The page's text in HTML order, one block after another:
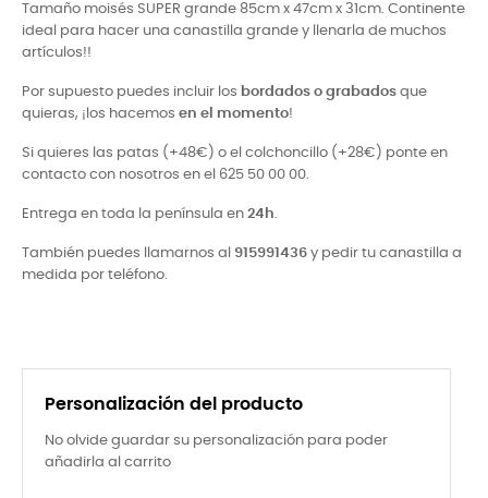
Tamaño moisés SUPER grande 85cm x 47cm x 31cm. Continente
ideal para hacer una canastilla grande y llenarla de muchos
artículos!!
Por supuesto puedes incluir los bordados o grabados que
quieras, ¡los hacemos en el momento!
Si quieres las patas (+48€) o el colchoncillo (+28€) ponte en
contacto con nosotros en el 625 50 00 00.
Entrega en toda la península en 24h.
También puedes llamarnos al 915991436 y pedir tu canastilla a
medida por teléfono.
Personalización del producto
No olvide guardar su personalización para poder
añadirla al carrito